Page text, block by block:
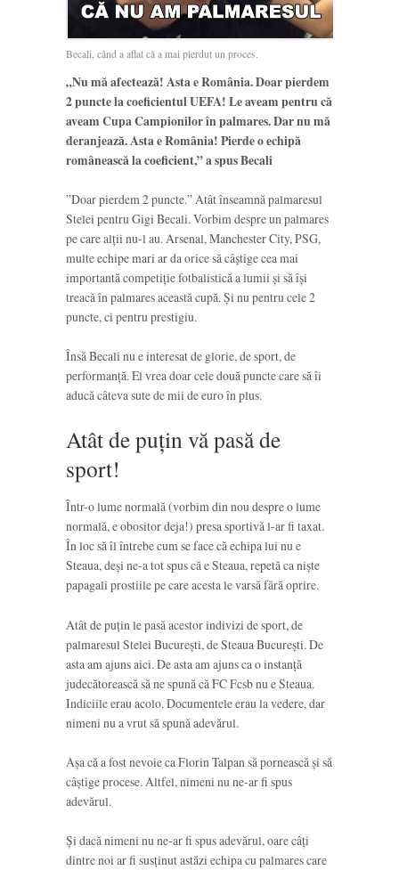
Becali, când a aflat că a mai pierdut un proces.
„Nu mă afectează! Asta e România.Doar pierdem
2 puncte la coeficientul UEFA! Le aveam pentru că
aveam Cupa Campionilor în palmares. Dar nu mă
deranjează. Asta e România! Pierde o echipă
românească la coeficient,” a spus Becali
”Doar pierdem 2 puncte.” Atât înseamnă palmaresul
Stelei pentru Gigi Becali. Vorbim despre un palmares
pe care alții nu-l au. Arsenal, Manchester City, PSG,
multe echipe mari ar da orice să câștige cea mai
importantă competiție fotbalistică a lumii și să își
treacă în palmares această cupă. Și nu pentru cele 2
puncte, ci pentru prestigiu.
Însă Becali nu e interesat de glorie, de sport, de
performanță. El vrea doar cele două puncte care să îi
aducă câteva sute de mii de euro în plus.
Atât de puțin vă pasă de
sport!
Într-o lume normală (vorbim din nou despre o lume
normală, e obositor deja!) presa sportivă l-ar fi taxat.
În loc să îl întrebe cum se face că echipa lui nu e
Steaua, deși ne-a tot spus că e Steaua, repetă ca niște
papagali prostiile pe care acesta le varsă fără oprire.
Atât de puțin le pasă acestor indivizi de sport, de
palmaresul Stelei București, de Steaua București. De
asta am ajuns aici. De asta am ajuns ca o instanță
judecătorească să ne spună că FC Fcsb nu e Steaua.
Indiciile erau acolo. Documentele erau la vedere, dar
nimeni nu a vrut să spună adevărul.
Așa că a fost nevoie ca Florin Talpan să pornească și să
câștige procese. Altfel, nimeni nu ne-ar fi spus
adevărul.
Și dacă nimeni nu ne-ar fi spus adevărul, oare câți
dintre noi ar fi susținut astăzi echipa cu palmares care